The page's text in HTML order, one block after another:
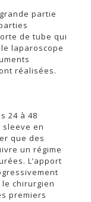
partie
de tube qui
laparoscope
réalisées.
24 à 48
en
que des
un régime
L’apport
le chirurgien
premiers